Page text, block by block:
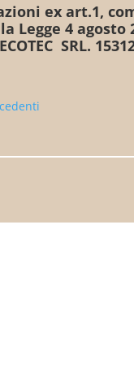
ex art.1,
Legge 4 agosto
SRL.